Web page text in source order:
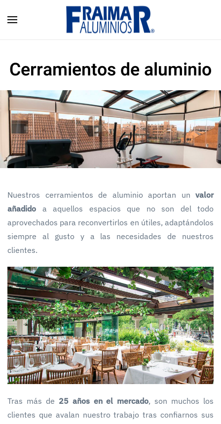
Skip to main content
Cerramientos de aluminio
Nuestros cerramientos de aluminio aportan un valor
añadido a aquellos espacios que no son del todo
aprovechados para reconvertirlos en útiles, adaptándolos
siempre al gusto y a las necesidades de nuestros
clientes.
Tras más de 25 años en el mercado, son muchos los
clientes que avalan nuestro trabajo tras confiarnos sus